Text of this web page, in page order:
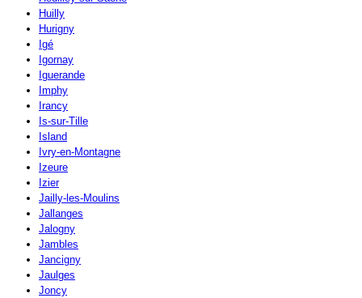
Huilly
Hurigny
Igé
Igornay
Iguerande
Imphy
Irancy
Is-sur-Tille
Island
Ivry-en-Montagne
Izeure
Izier
Jailly-les-Moulins
Jallanges
Jalogny
Jambles
Jancigny
Jaulges
Joncy